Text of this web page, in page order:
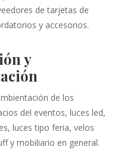
de tarjetas de
y accesorios.
y
de los
del eventos, luces led,
luces tipo feria, velos
y mobiliario en general.